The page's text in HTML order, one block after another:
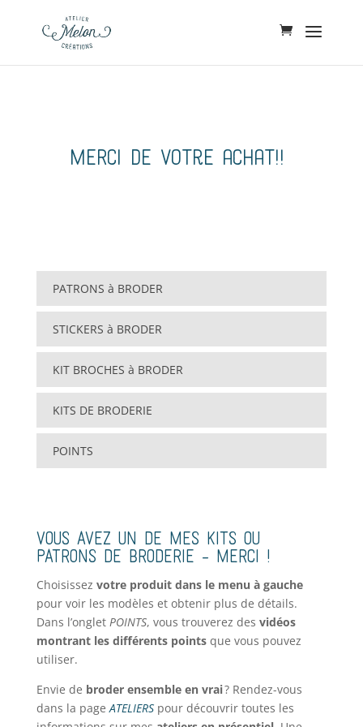
MERCI de votre achat!!
PATRONS à BRODER
STICKERS à BRODER
KIT BROCHES à BRODER
KITS DE BRODERIE
POINTS
VOUS AVEZ UN DE MES KITS OU
PATRONS DE BRODERIE – MERCI !
Choisissez votre produit dans le menu à gauche
pour voir les modèles et obtenir plus de détails.
Dans l’onglet POINTS, vous trouverez des vidéos
montrant les différents pointsque vous pouvez
utiliser.
Envie de broder ensemble en vrai? Rendez-vous
dans la pageATELIERSpour découvrir toutes les